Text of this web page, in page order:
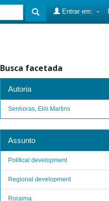
Entrar em:
Busca facetada
Autoria
Senhoras, Elói Martins
Assunto
Political development
Regional development
Roraima